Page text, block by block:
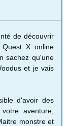
de découvrir
X online
sachez qu'une
et je vais
d'avoir des
aventure,
monstre et